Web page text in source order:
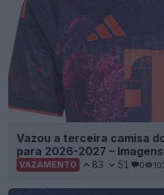
Vazou a terceira camisa
para 2026-2027 –
VAZAMENTO 83 51 0